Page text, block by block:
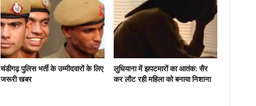
चंडीगढ़ पुलिस भर्ती के उम्मीदवारों के लिए
जरूरी खबर
लुधियाना में झपटमारों का आतंक: सैर
कर लौट रही महिला को बनाया निशाना